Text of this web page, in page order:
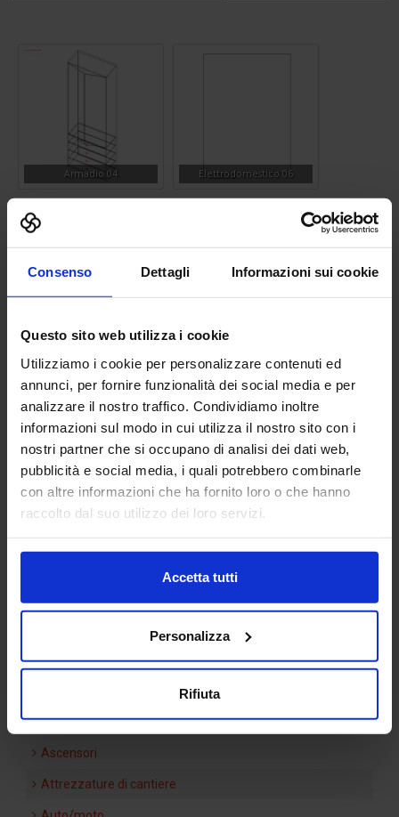
Consenso Dettagli Informazioni sui cookie
Questo sito web utilizza i cookie
Utilizziamo i cookie per personalizzare contenuti ed
annunci, per fornire funzionalità dei social media e per
analizzare il nostro traffico. Condividiamo inoltre
informazioni sul modo in cui utilizza il nostro sito con i
nostri partner che si occupano di analisi dei dati web,
pubblicità e social media, i quali potrebbero combinarle
con altre informazioni che ha fornito loro o che hanno
raccolto dal suo utilizzo dei loro servizi.
Accetta tutti
Personalizza
Rifiuta
Armadio 04 Elettrodomestico 06
Panchina 01
Arredi interni
Arredo urbano
Ascensori
Attrezzature di cantiere